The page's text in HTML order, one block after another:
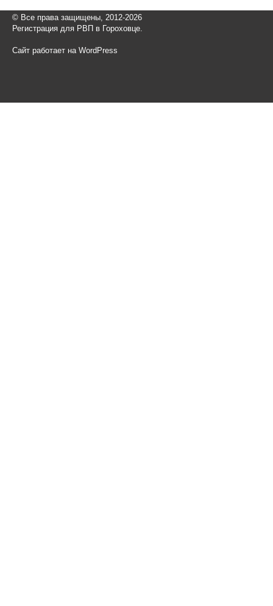
© Все права защищены, 2012-2026
Регистрация для РВП в Гороховце.
Сайт работает на WordPress